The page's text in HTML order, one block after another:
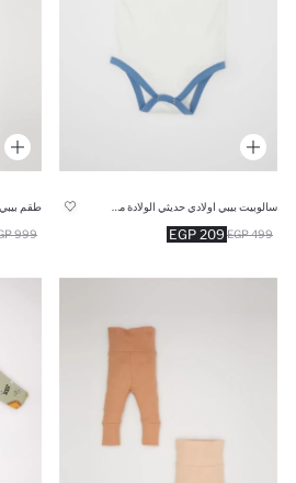
209 EGP 499 EGP
999 EGP